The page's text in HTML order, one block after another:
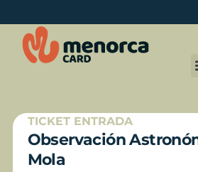
TICKET ENTRADA
Observación
Mola